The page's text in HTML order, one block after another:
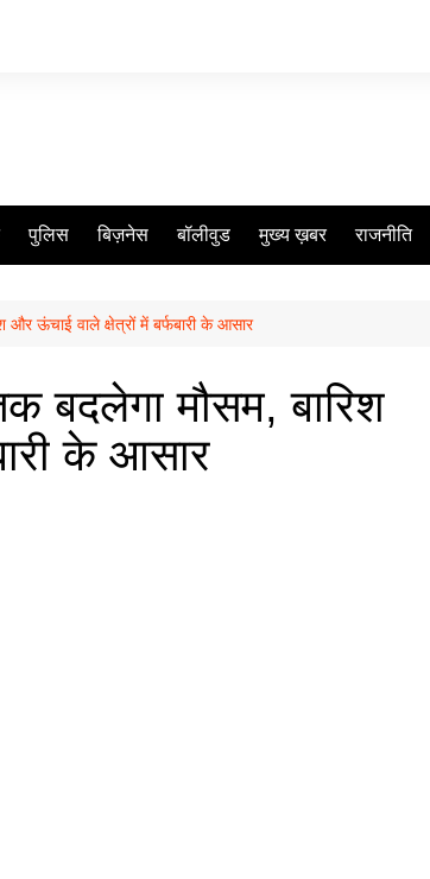
पुलिस बिज़नेस बॉलीवुड मुख्य ख़बर राजनीति
ऊंचाई वाले क्षेत्रों में बर्फबारी के आसार
बदलेगा मौसम, बारिश
के आसार